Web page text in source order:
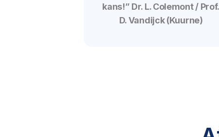
kans!” Dr. L. Colemont / Prof.
D. Vandijck (Kuurne)